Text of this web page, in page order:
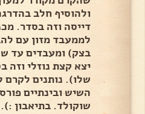
ולהוסיף חלב
דייסה וזה בסדר.
לממעבד מזון עם
בצק) ומעבדים עד
יצא קצת נוזלי וזה
שלו). נותנים לקרם
השיש ובינתיים
שוקולד. בתיאבון :).